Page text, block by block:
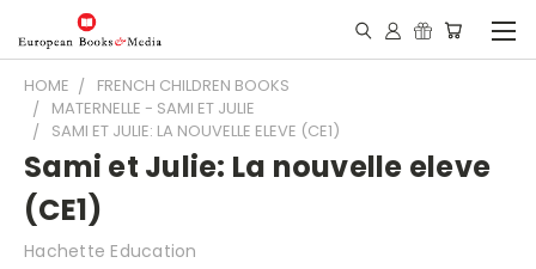
HOME
FRENCH CHILDREN BOOKS
MATERNELLE - SAMI ET JULIE
SAMI ET JULIE: LA NOUVELLE ELEVE (CE1)
Sami et Julie: La nouvelle eleve
(CE1)
Hachette Education